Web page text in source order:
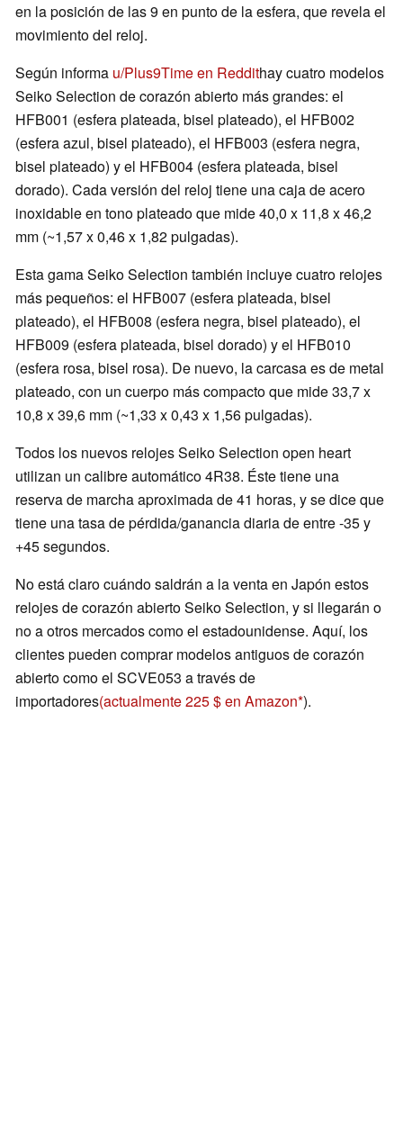
en la posición de las 9 en punto de la esfera, que revela el
movimiento del reloj.
Según informa u/Plus9Time en Reddithay cuatro modelos
Seiko Selection de corazón abierto más grandes: el
HFB001 (esfera plateada, bisel plateado), el HFB002
(esfera azul, bisel plateado), el HFB003 (esfera negra,
bisel plateado) y el HFB004 (esfera plateada, bisel
dorado). Cada versión del reloj tiene una caja de acero
inoxidable en tono plateado que mide 40,0 x 11,8 x 46,2
mm (~1,57 x 0,46 x 1,82 pulgadas).
Esta gama Seiko Selection también incluye cuatro relojes
más pequeños: el HFB007 (esfera plateada, bisel
plateado), el HFB008 (esfera negra, bisel plateado), el
HFB009 (esfera plateada, bisel dorado) y el HFB010
(esfera rosa, bisel rosa). De nuevo, la carcasa es de metal
plateado, con un cuerpo más compacto que mide 33,7 x
10,8 x 39,6 mm (~1,33 x 0,43 x 1,56 pulgadas).
Todos los nuevos relojes Seiko Selection open heart
utilizan un calibre automático 4R38. Éste tiene una
reserva de marcha aproximada de 41 horas, y se dice que
tiene una tasa de pérdida/ganancia diaria de entre -35 y
+45 segundos.
No está claro cuándo saldrán a la venta en Japón estos
relojes de corazón abierto Seiko Selection, y si llegarán o
no a otros mercados como el estadounidense. Aquí, los
clientes pueden comprar modelos antiguos de corazón
abierto como el SCVE053 a través de
importadores(actualmente 225 $ en Amazon ).